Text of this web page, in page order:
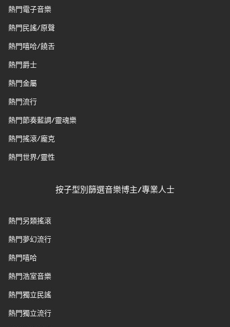
熱門電子音樂
熱門民謠/原聲
熱門嘻哈/饒舌
熱門爵士
熱門金屬
熱門流行
熱門節奏藍調/靈魂樂
熱門搖滾/龐克
熱門世界/靈性
按子型別篩選音樂博主/專業人士
熱門另類搖滾
熱門夢幻流行
熱門嘻哈
熱門浩室音樂
熱門獨立民謠
熱門獨立流行